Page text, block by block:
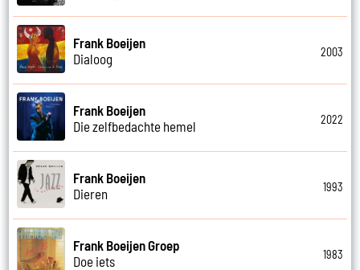
Frank Boeijen
Dialoog
2003
Frank Boeijen
Die zelfbedachte hemel
2022
Frank Boeijen
Dieren
1993
Frank Boeijen Groep
Doe iets
1983